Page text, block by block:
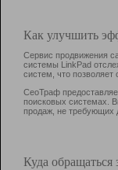
Как улучшить
Сервис продвижения
системы LinkPad
систем, что
СеоТраф
поисковых системах.
продаж, не требующих
Куда